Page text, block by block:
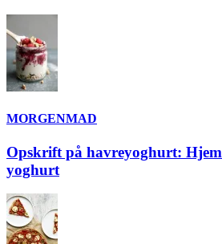
MORGENMAD
Opskrift på havreyoghurt:
yoghurt